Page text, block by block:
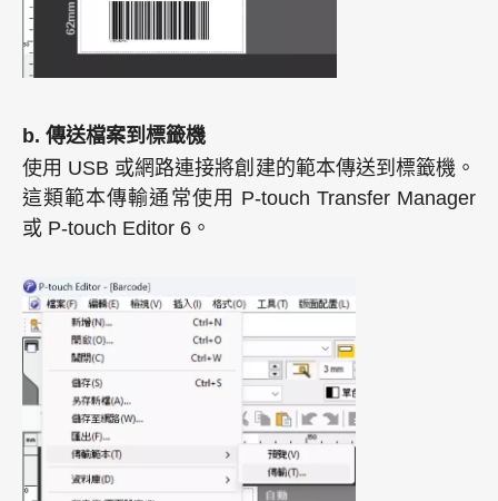
b. 傳送檔案到標籤機
使用 USB 或網路連接將創建的範本傳送到標籤機。
這類範本傳輸通常使用 P-touch Transfer Manager
或 P-touch Editor 6。